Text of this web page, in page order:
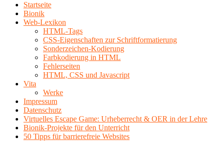
Startseite
Bionik
Web-Lexikon
HTML-Tags
CSS-Eigenschaften zur Schriftformatierung
Sonderzeichen-Kodierung
Farbkodierung in HTML
Fehlerseiten
HTML, CSS und Javascript
Vita
Werke
Impressum
Datenschutz
Virtuelles Escape Game: Urheberrecht & OER in der Lehre
Bionik-Projekte für den Unterricht
50 Tipps für barrierefreie Websites